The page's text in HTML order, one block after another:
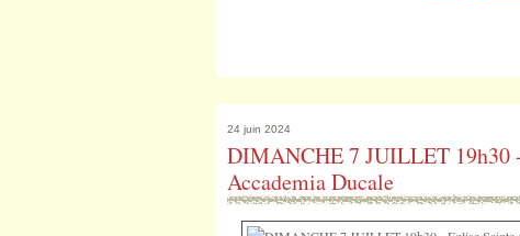
24 juin 2024
DIMANCHE 7 JUILLET 19h30
Accademia Ducale